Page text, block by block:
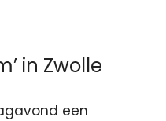
in Zwolle
een